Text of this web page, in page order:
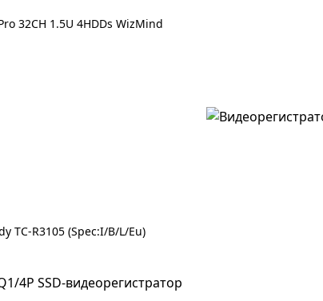
32CH 1.5U 4HDDs WizMind
TC-R3105 (Spec:I/B/L/Eu)